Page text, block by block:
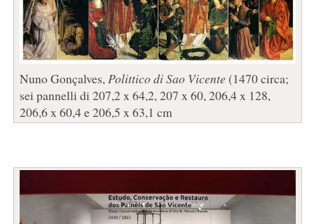
Nuno Gonçalves,Polittico di Sao Vicente (1470 circa;
sei pannelli di 207,2 x 64,2, 207 x 60, 206,4 x 128,
206,6 x 60,4 e 206,5 x 63,1 cm